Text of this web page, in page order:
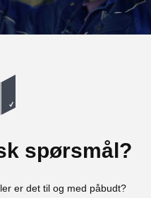
spørsmål?
er det til og med påbudt?